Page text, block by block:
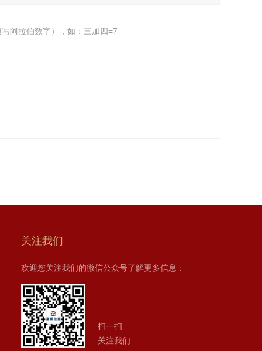
阿拉伯数字），如：三加四=7
关注我们
欢迎您关注我们的微信公众号了解更多信息：
扫一扫
关注我们